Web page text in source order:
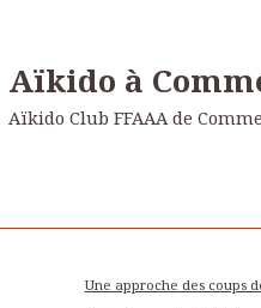
Aïkido à
Aïkido Club FFAAA de
Une approche des coups